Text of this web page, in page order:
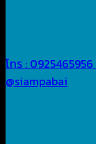
โทร : 0925465956
@siampabai